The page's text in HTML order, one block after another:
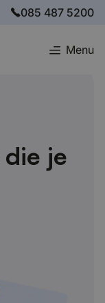
085 487 5200
Menu
je